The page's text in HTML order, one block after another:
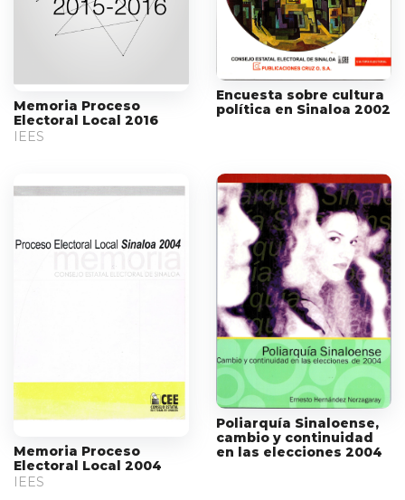
Memoria Proceso
Electoral Local 2016
IEES
Encuesta sobre cultura
política en Sinaloa 2002
Memoria Proceso
Electoral Local 2004
IEES
Poliarquía Sinaloense,
cambio y continuidad
en las elecciones 2004